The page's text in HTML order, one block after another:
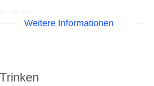
1970
2
1
Weitere Informationen